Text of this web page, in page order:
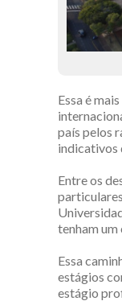
Essa é
país pelos
indicativos
Entre os
tenham um
Essa
estágios
estágio